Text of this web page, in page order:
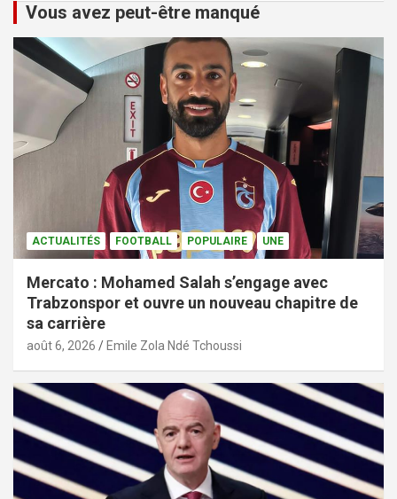
Vous avez peut-être manqué
ACTUALITÉS FOOTBALL POPULAIRE UNE
Mercato : Mohamed Salah s’engage avec
Trabzonspor et ouvre un nouveau chapitre de
sa carrière
août 6, 2026 Emile Zola Ndé Tchoussi